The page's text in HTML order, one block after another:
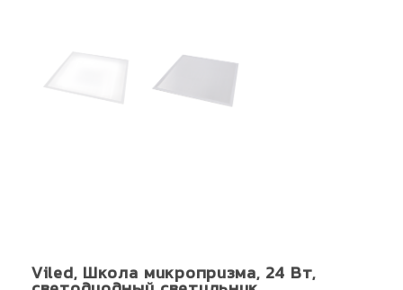
Viled, Школа микропризма, 24 Вт,